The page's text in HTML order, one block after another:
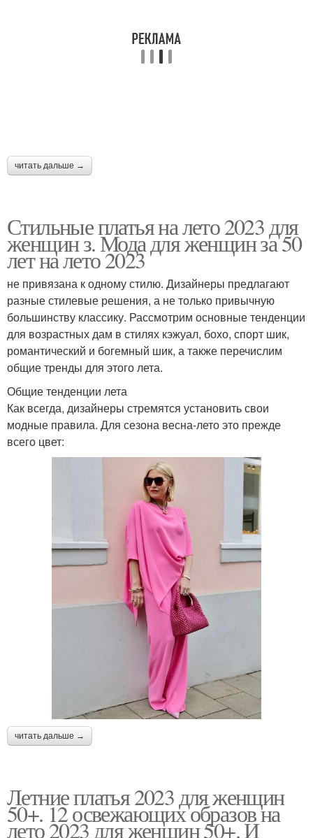
читать дальше →
Стильные платья на лето 2023 для
женщин з. Мода для женщин за 50
лет на лето 2023
не привязана к одному стилю. Дизайнеры предлагают
разные стилевые решения, а не только привычную
большинству классику. Рассмотрим основные тенденции
для возрастных дам в стилях кэжуал, бохо, спорт шик,
романтический и богемный шик, а также перечислим
общие тренды для этого лета.
Общие тенденции лета
Как всегда, дизайнеры стремятся установить свои
модные правила. Для сезона весна-лето это прежде
всего цвет:
читать дальше →
Летние платья 2023 для женщин
50+. 12 освежающих образов на
лето 2023 для женщин 50+. И